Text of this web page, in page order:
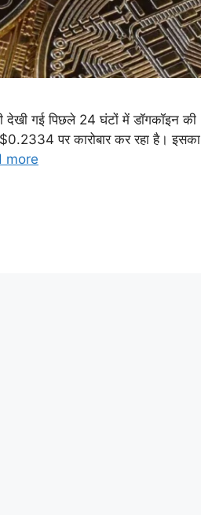
गई पिछले 24 घंटों में डॉगकॉइन की
पर कारोबार कर रहा है। इसका
more